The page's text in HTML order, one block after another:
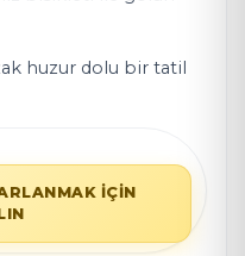
huzur dolu bir tatil
İÇİN